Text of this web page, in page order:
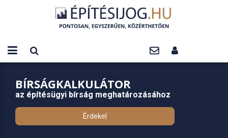
BÍRSÁGKALKULÁTOR
az építésügyi bírság meghatározásához
Érdekel